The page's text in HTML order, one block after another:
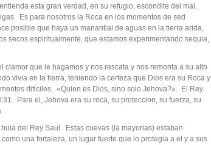
esta gran verdad, en su refugio, escondite del mal,
Es para nosotros la Roca en los momentos de sed
posible que haya un manantial de aguas en la tierra arida,
secos espiritualmente, que estamos experimentando sequia,
clamor que le hagamos y nos rescata y nos remonta a su alto
vivia en la tierra, teniendo la certeza que Dios era su Roca y
dificiles. «Quien es Dios, sino solo Jehova?». El Rey
Para el, Jehova era su roca, su proteccion, su fuerza, su
del Rey Saul. Estas cuevas (la mayorias) estaban
una fortaleza, un lugar fuerte que lo protegia a el y a sus